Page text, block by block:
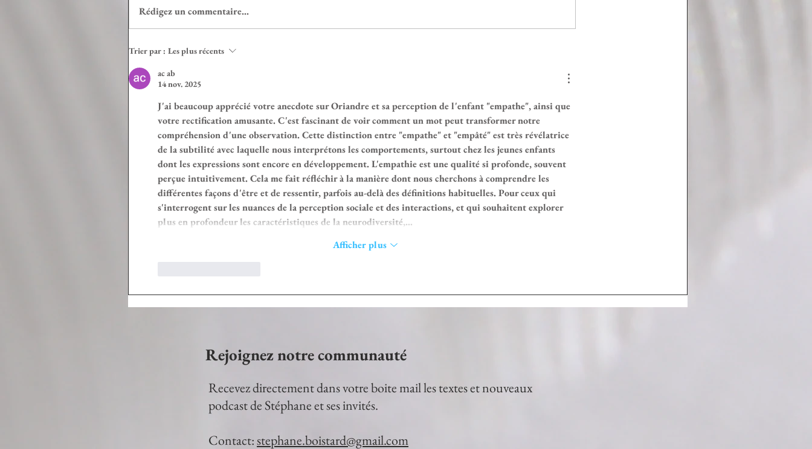
Rédigez un commentaire...
Trier par : Les plus récents
ac ab
14 nov. 2025
J'ai beaucoup apprécié votre anecdote sur Oriandre et sa perception de l'enfant "empathe", ainsi que
votre rectification amusante. C'est fascinant de voir comment un mot peut transformer notre
compréhension d'une observation. Cette distinction entre "empathe" et "empâté" est très révélatrice
de la subtilité avec laquelle nous interprétons les comportements, surtout chez les jeunes enfants
dont les expressions sont encore en développement. L'empathie est une qualité si profonde, souvent
perçue intuitivement. Cela me fait réfléchir à la manière dont nous cherchons à comprendre les
différentes façons d'être et de ressentir, parfois au-delà des définitions habituelles. Pour ceux qui
s'interrogent sur les nuances de la perception sociale et des interactions, et qui souhaitent explorer
plus en profondeur les caractéristiques de la neurodiversité,…
Afficher plus
Rejoignez notre communauté
Recevez directement dans votre boite mail les textes et nouveaux
podcast de Stéphane et ses invités.
Contact:stephane.boistard@gmail.com